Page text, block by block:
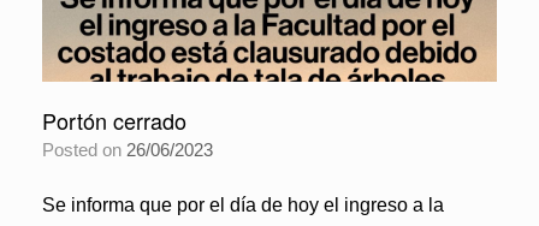
Portón cerrado
Posted on 26/06/2023
Se informa que por el día de hoy el ingreso a la